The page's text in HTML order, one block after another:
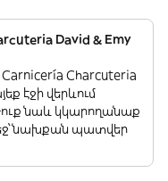
David & Emy
Charcuteria
էջի վերևում
նաև կկարողանաք
նախքան պատվեր